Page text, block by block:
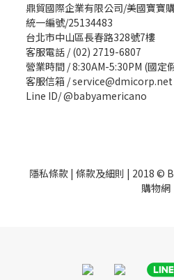
鼎貿國際企業有限公司/美國寶寶
統一編號/25134483
台北市中山區長春路328號7樓
客服電話 / (02) 2719-6807
營業時間 / 8:30AM-5:30PM (國定
客服信箱 / service@dmicorp.net
Line ID/ @babyamericano
隱私條款| 條款及細則 | 2018 ©
購物網